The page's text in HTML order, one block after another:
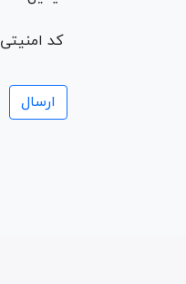
* کد امنیتی